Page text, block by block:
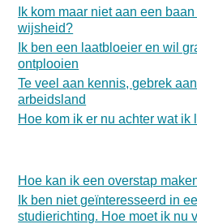
Ik kom maar niet aan een
wijsheid?
Ik ben een laatbloeier en wil
ontplooien
Te veel aan kennis, gebrek
arbeidsland
Hoe kom ik er nu achter wat ik
Hoe kan ik een overstap
Ik ben niet geïnteresseerd in
studierichting. Hoe moet ik nu